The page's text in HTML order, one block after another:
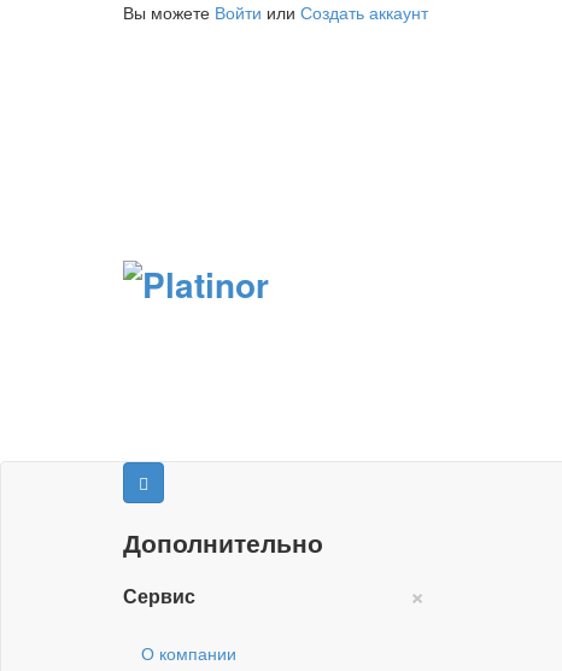
Вы можете Войти или Создать аккаунт
Дополнительно
×
Сервис
О компании